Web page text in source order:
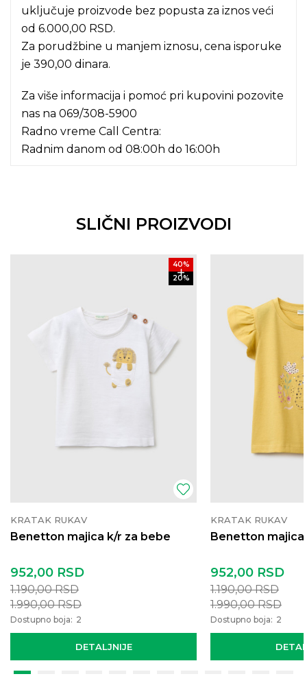
uključuje proizvode bez popusta za iznos veći
od 6.000,00 RSD.
Za porudžbine u manjem iznosu, cena isporuke
je 390,00 dinara.
Za više informacija i pomoć pri kupovini pozovite
nas na 069/308-5900
Radno vreme Call Centra:
Radnim danom od 08:00h do 16:00h
SLIČNI PROIZVODI
40%
20%
KRATAK RUKAV
Benetton majica k/r za bebe
DETALJNIJE
952,00 RSD
1.190,00RSD
1.990,00RSD
Dostupno boja: 2
KRATAK RUKAV
Benetton
952,00 RSD
1.190,00RSD
1.990,00RSD
Dostupno boja: 2